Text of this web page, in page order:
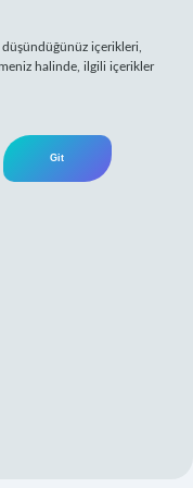
içerikleri,
halinde, ilgili içerikler